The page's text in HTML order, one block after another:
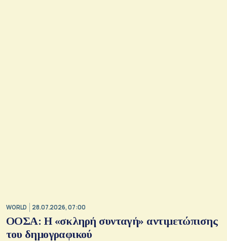
WORLD 28.07.2026, 07:00
ΟΟΣΑ: Η «σκληρή συνταγή» αντιμετώπισης
του δημογραφικού